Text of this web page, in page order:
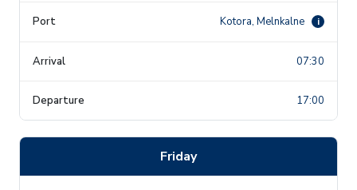
Kotora, Melnkalne i
07:30
17:00
Friday